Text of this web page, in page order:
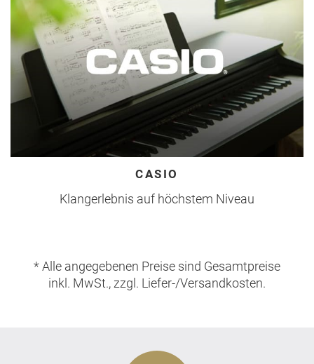
CASIO
Klangerlebnis auf höchstem Niveau
* Alle angegebenen Preise sind Gesamtpreise
inkl. MwSt., zzgl. Liefer-/Versandkosten.